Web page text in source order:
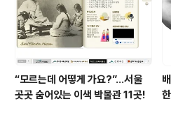
“모르는데 어떻게 가요?”...서울
곳곳 숨어있는 이색 박물관 11곳!